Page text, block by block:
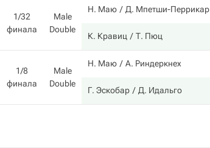
1/32
финала
Male
Double
Н. Маю Д. Мпетши-Перрикар
К. Кравиц Т. Пюц
1/8
финала
Male
Double
Н. Маю А. Риндеркнех
Г. Эскобар Д. Идальго